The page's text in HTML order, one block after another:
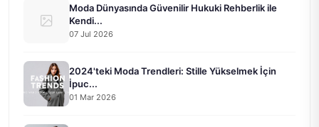
Moda Dünyasında Güvenilir Hukuki Rehberlik ile
Kendi...
07 Jul 2026
2024'teki Moda Trendleri: Stille Yükselmek İçin
İpuc...
01 Mar 2026